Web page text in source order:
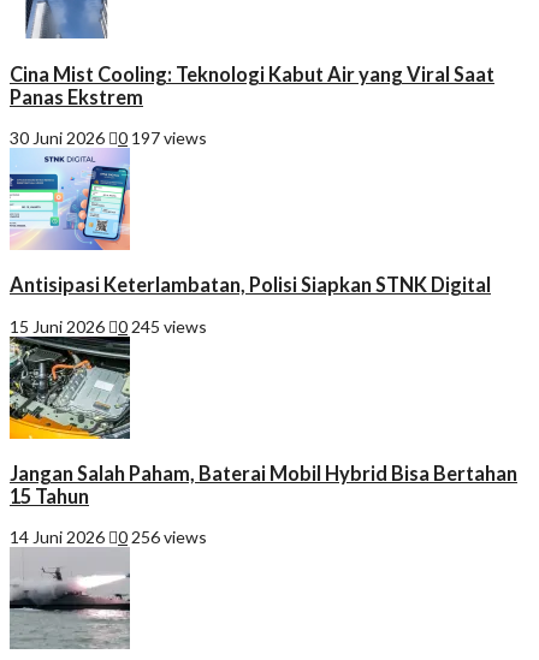
Cina Mist Cooling: Teknologi Kabut Air yang Viral Saat
Panas Ekstrem
30 Juni 2026 0 197 views
Antisipasi Keterlambatan, Polisi Siapkan STNK Digital
15 Juni 2026 0 245 views
Jangan Salah Paham, Baterai Mobil Hybrid Bisa Bertahan
15 Tahun
14 Juni 2026 0 256 views